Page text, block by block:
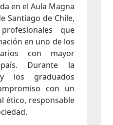
en el Aula Magna
Santiago de Chile,
que
en uno de los
con mayor
Durante la
los graduados
con un
ético, responsable